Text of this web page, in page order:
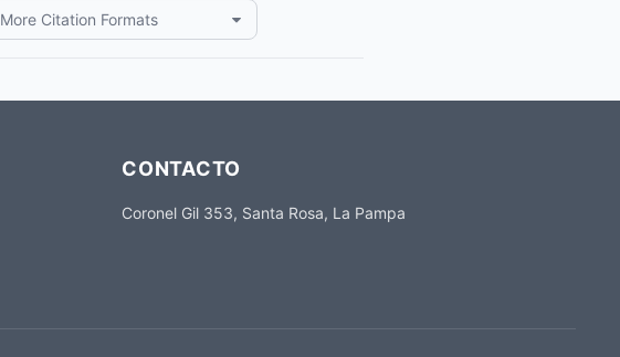
More Citation Formats
CONTACTO
Coronel Gil 353, Santa Rosa, La Pampa